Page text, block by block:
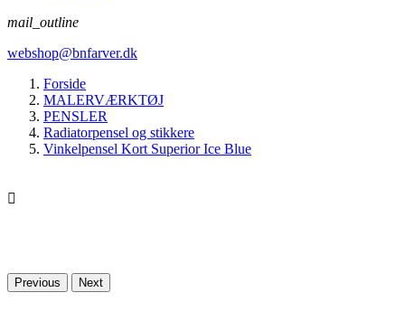
mail_outline
webshop@bnfarver.dk
Forside
MALERVÆRKTØJ
PENSLER
Radiatorpensel og stikkere
Vinkelpensel Kort Superior Ice Blue

Previous Next